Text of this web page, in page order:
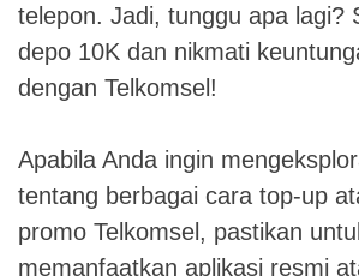
telepon. Jadi, tunggu apa lagi?
depo 10K dan nikmati
dengan Telkomsel!
Apabila Anda ingin
tentang berbagai cara top-up
promo Telkomsel, pastikan
memanfaatkan aplikasi resmi